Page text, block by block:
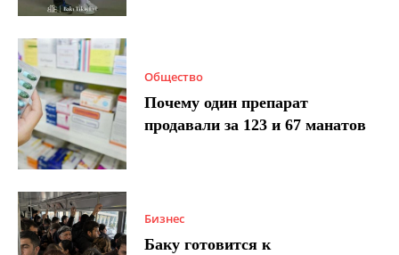
Общество
Почему один препарат
продавали за 123 и 67 манатов
Бизнес
Баку готовится к